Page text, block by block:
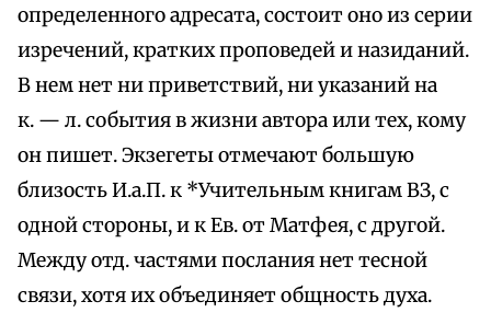
определенного адресата, состоит оно из серии
изречений, кратких проповедей и назиданий.
В нем нет ни приветствий, ни указаний на
к. — л. события в жизни автора или тех, кому
он пишет. Экзегеты отмечают большую
близость И.а.П. к *Учительным книгам ВЗ, с
одной стороны, и к Ев. от Матфея, с другой.
Между отд. частями послания нет тесной
связи, хотя их объединяет общность духа.